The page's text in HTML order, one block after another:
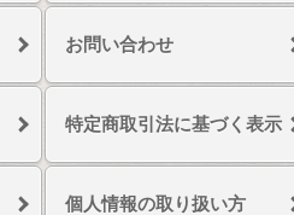
お問い合わせ
特定商取引法に基づく表示
個人情報の取り扱い方